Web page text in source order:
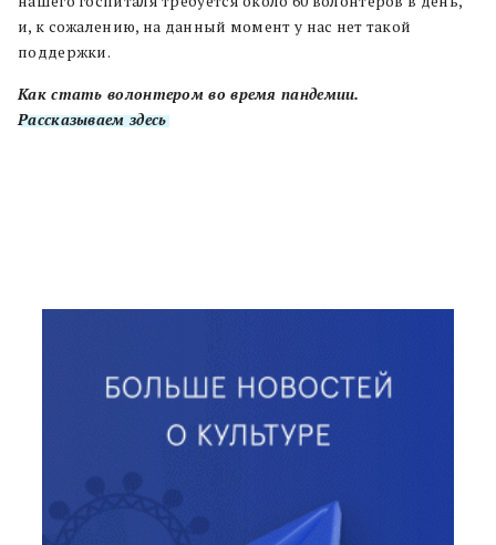
и, к сожалению, на данный момент у нас нет такой
поддержки.
Как стать волонтером во время пандемии.
Рассказываем здесь.